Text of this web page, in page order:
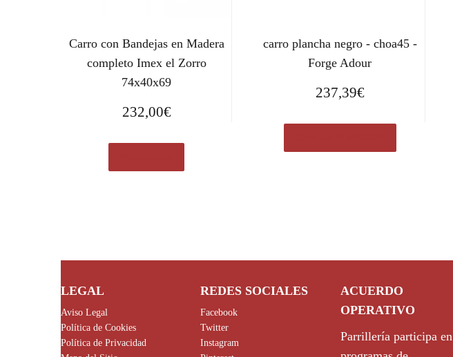
Carro con Bandejas en Madera
completo Imex el Zorro
74x40x69
232,00€
carro plancha negro - choa45 -
Forge Adour
237,39€
LEGAL
Aviso Legal
Política de Cookies
Política de Privacidad
REDES SOCIALES
Facebook
Twitter
Instagram
ACUERDO
OPERATIVO
Parrillería participa en